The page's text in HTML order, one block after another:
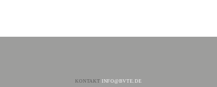
KONTAKTINFO@BVTE.DE